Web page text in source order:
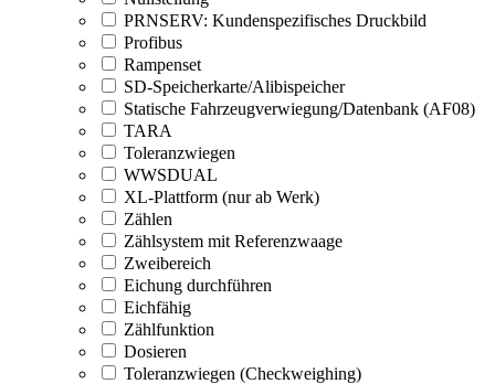
PRNSERV: Kundenspezifisches Druckbild
Profibus
Rampenset
SD-Speicherkarte/Alibispeicher
Statische Fahrzeugverwiegung/Datenbank (AF08)
TARA
Toleranzwiegen
WWSDUAL
XL-Plattform (nur ab Werk)
Zählen
Zählsystem mit Referenzwaage
Zweibereich
Eichung durchführen
Eichfähig
Zählfunktion
Dosieren
Toleranzwiegen (Checkweighing)